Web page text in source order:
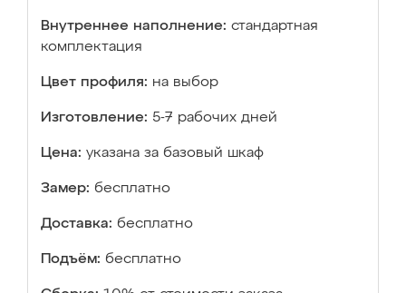
Внутреннее наполнение: стандартная
комплектация
Цвет профиля: на выбор
Изготовление: 5-7 рабочих дней
Цена: указана за базовый шкаф
Замер: бесплатно
Доставка: бесплатно
Подъём: бесплатно